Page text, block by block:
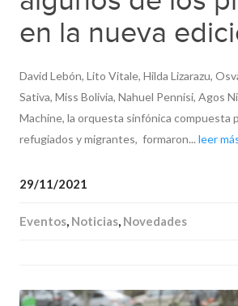
en la nueva
David Lebón, Lito Vitale, Hilda Lizarazu,
Sativa, Miss Bolivia, Nahuel Pennisi, Agos
Machine, la orquesta sinfónica compuesta
refugiados y migrantes, formaron... leer
29/11/2021
Eventos, Noticias, Novedades